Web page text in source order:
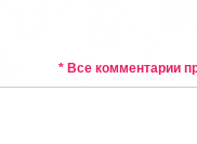
* Все комментарии